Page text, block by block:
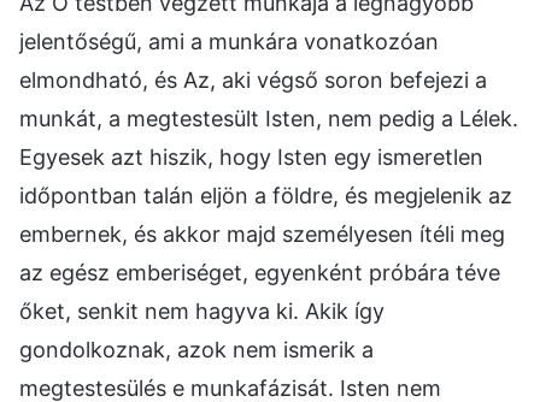
jelentőségű, ami a munkára vonatkozóan
elmondható, és Az, aki végső soron befejezi a
munkát, a megtestesült Isten, nem pedig a Lélek.
Egyesek azt hiszik, hogy Isten egy ismeretlen
időpontban talán eljön a földre, és megjelenik az
embernek, és akkor majd személyesen ítéli meg
az egész emberiséget, egyenként próbára téve
őket, senkit nem hagyva ki. Akik így
gondolkoznak, azok nem ismerik a
megtestesülés e munkafázisát. Isten nem